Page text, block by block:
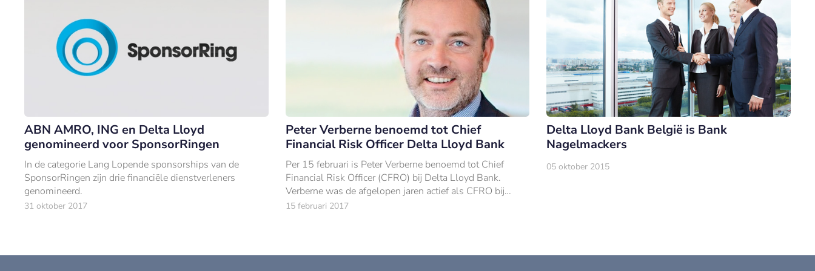
ABN AMRO, ING en Delta Lloyd
genomineerd voor SponsorRingen
In de categorie Lang Lopende sponsorships van de
SponsorRingen zijn drie financiële dienstverleners
genomineerd.
31 oktober 2017
Peter Verberne benoemd tot Chief
Financial Risk Officer Delta Lloyd Bank
Per 15 februari is Peter Verberne benoemd tot Chief
Financial Risk Officer (CFRO) bij Delta Lloyd Bank.
Verberne was de afgelopen jaren actief als CFRO bij
Argenta Nederland, op interimbasis.
15 februari 2017
Delta Lloyd Bank België is Bank
Nagelmackers
05 oktober 2015